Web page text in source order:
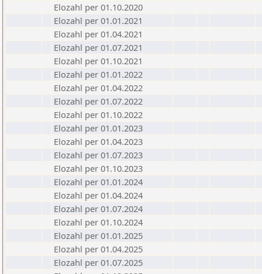
Elozahl per 01.10.2020
Elozahl per 01.01.2021
Elozahl per 01.04.2021
Elozahl per 01.07.2021
Elozahl per 01.10.2021
Elozahl per 01.01.2022
Elozahl per 01.04.2022
Elozahl per 01.07.2022
Elozahl per 01.10.2022
Elozahl per 01.01.2023
Elozahl per 01.04.2023
Elozahl per 01.07.2023
Elozahl per 01.10.2023
Elozahl per 01.01.2024
Elozahl per 01.04.2024
Elozahl per 01.07.2024
Elozahl per 01.10.2024
Elozahl per 01.01.2025
Elozahl per 01.04.2025
Elozahl per 01.07.2025